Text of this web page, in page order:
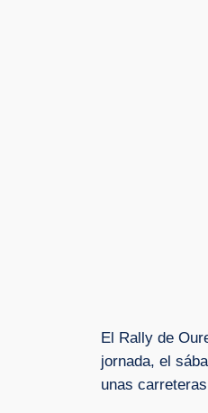
El Rally de
jornada, el
unas